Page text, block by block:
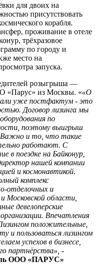
для двоих на
присутствовать
корабля.
проживание в отеле
трёхразовое
по городу и
место на
запуска.
розыгрыша —
«Парус» из Москвы. ««О
уже постфактум - это
Договор лизинга мы
по
поэтому выигрыш
Важно и то, что такие
работают. С
в поездке на Байконур,
нашей компании
и космонавтикой.
комплекс
отделочных и
Московской области,
девелоперские
Впечатления
положительные,
и пользоваться лизингом
успехов в бизнесе,
партнёрства», -
ООО «ПАРУС»